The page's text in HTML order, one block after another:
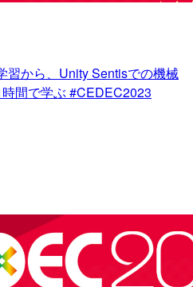
習から、Unity Sentisでの機械
間で学ぶ #CEDEC2023